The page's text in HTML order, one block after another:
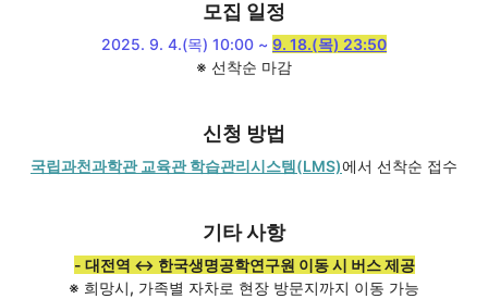
모집 일정
2025. 9. 4.(목) 10:00 ~ 9. 18.(목) 23:50
※ 선착순 마감
신청 방법
국립과천과학관 교육관 학습관리시스템(LMS)에서 선착순 접수
기타 사항
- 대전역 ↔ 한국생명공학연구원 이동 시 버스 제공
※ 희망시, 가족별 자차로 현장 방문지까지 이동 가능